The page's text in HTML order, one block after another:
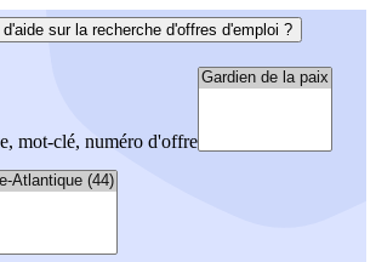
d'aide sur la recherche d'offres d'emploi ?
mot-clé, numéro d'offre